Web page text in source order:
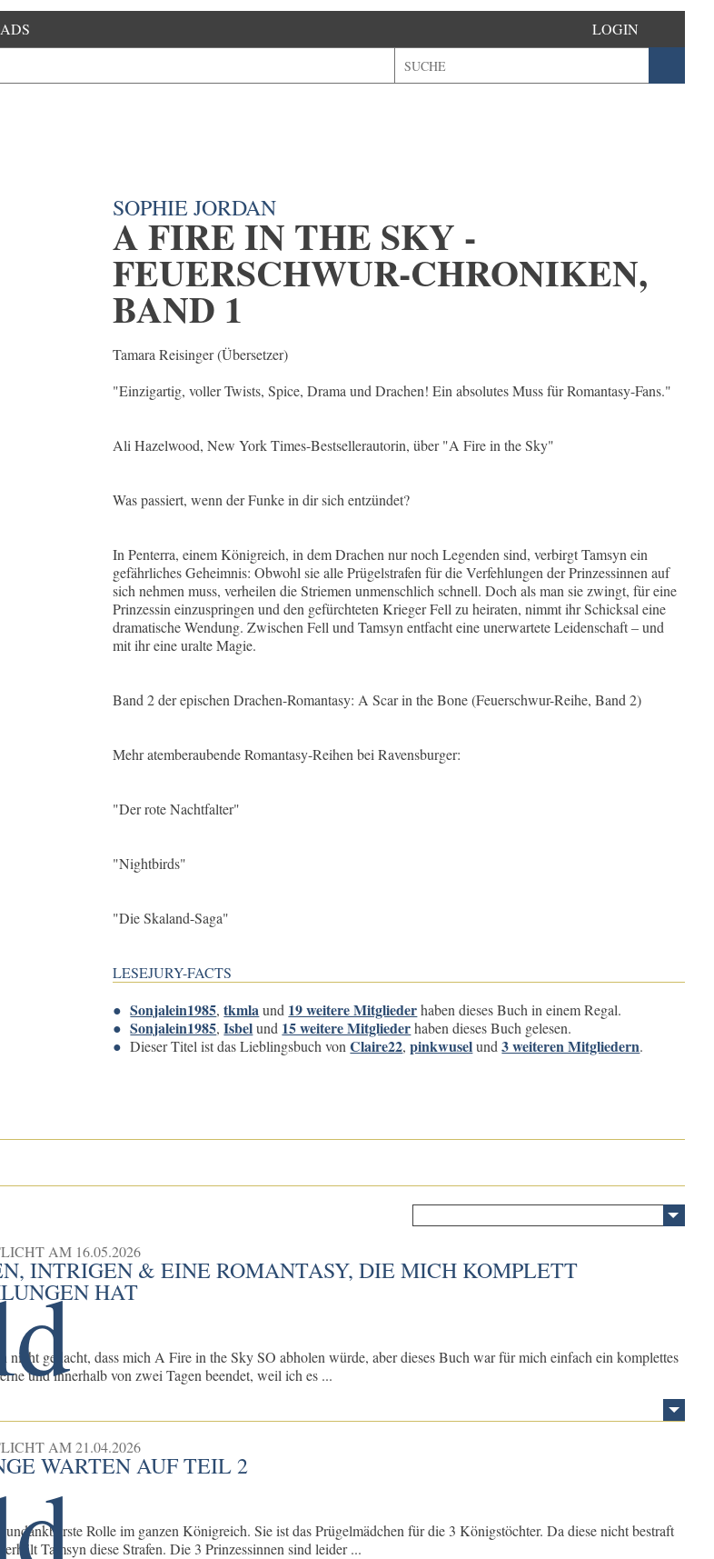
LOGIN
SOPHIE JORDAN
A FIRE IN THE SKY -
FEUERSCHWUR-CHRONIKEN,
BAND 1
Tamara Reisinger (Übersetzer)
"Einzigartig, voller Twists, Spice, Drama und Drachen! Ein absolutes Muss für Romantasy-Fans."
Ali Hazelwood, New York Times-Bestsellerautorin, über "A Fire in the Sky"
Was passiert, wenn der Funke in dir sich entzündet?
In Penterra, einem Königreich, in dem Drachen nur noch Legenden sind, verbirgt Tamsyn ein
gefährliches Geheimnis: Obwohl sie alle Prügelstrafen für die Verfehlungen der Prinzessinnen auf
sich nehmen muss, verheilen die Striemen unmenschlich schnell. Doch als man sie zwingt, für eine
Prinzessin einzuspringen und den gefürchteten Krieger Fell zu heiraten, nimmt ihr Schicksal eine
dramatische Wendung. Zwischen Fell und Tamsyn entfacht eine unerwartete Leidenschaft – und
mit ihr eine uralte Magie.
Band 2 der epischen Drachen-Romantasy: A Scar in the Bone (Feuerschwur-Reihe, Band 2)
Mehr atemberaubende Romantasy-Reihen bei Ravensburger:
"Der rote Nachtfalter"
"Nightbirds"
"Die Skaland-Saga"
LESEJURY-FACTS
Sonjalein1985,tkmlaund 19 weitere Mitgliederhaben dieses Buch in einem Regal.
Sonjalein1985,Isbelund 15 weitere Mitgliederhaben dieses Buch gelesen.
Dieser Titel ist das Lieblingsbuch vonClaire22,pinkwuselund3 weiteren Mitgliedern.
AM 16.05.2026
INTRIGEN & EINE ROMANTASY, DIE MICH KOMPLETT
HAT
nicht gedacht, dass mich A Fire in the Sky SO abholen würde, aber dieses Buch war für mich einfach ein komplettes
und innerhalb von zwei Tagen beendet, weil ich es ...
AM21.04.2026
WARTEN AUF TEIL 2
undankbarste Rolle im ganzen Königreich. Sie ist das Prügelmädchen für die 3 Königstöchter. Da diese nicht bestraft
erhält Tamsyn diese Strafen. Die 3 Prinzessinnen sind leider ...